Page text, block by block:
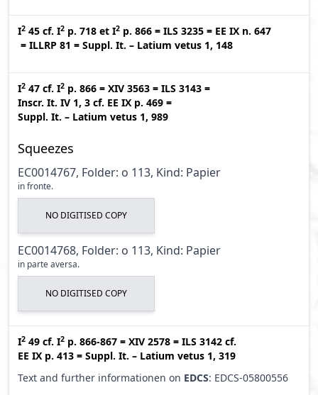
I2 45 cf. I2 p. 718 et I2 p. 866 = ILS 3235 = EE IX n. 647
= ILLRP 81 = Suppl. It. – Latium vetus 1, 148
I2 47 cf. I2 p. 866 = XIV 3563 = ILS 3143 =
Inscr. It. IV 1, 3 cf. EE IX p. 469 =
Suppl. It. – Latium vetus 1, 989
Squeezes
EC0014767, Folder: o 113, Kind: Papier
in fronte.
NO DIGITISED COPY
EC0014768, Folder: o 113, Kind: Papier
in parte aversa.
NO DIGITISED COPY
I2 49 cf. I2 p. 866-867 = XIV 2578 = ILS 3142 cf.
EE IX p. 413 = Suppl. It. – Latium vetus 1, 319
Text and further informationen on EDCS: EDCS-05800556